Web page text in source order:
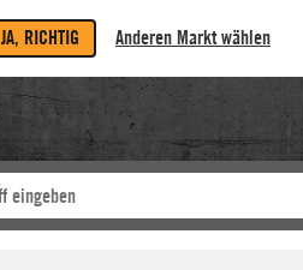
JA, RICHTIG Anderen Markt wählen